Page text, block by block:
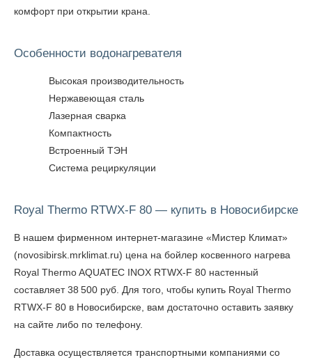
комфорт при открытии крана.
Особенности водонагревателя
Высокая производительность
Нержавеющая сталь
Лазерная сварка
Компактность
Встроенный ТЭН
Система рециркуляции
Royal Thermo RTWX-F 80 — купить в Новосибирске
В нашем фирменном интернет-магазине «Мистер Климат»
(novosibirsk.mrklimat.ru) цена на бойлер косвенного нагрева
Royal Thermo AQUATEC INOX RTWX-F 80 настенный
составляет 38 500 руб. Для того, чтобы купить Royal Thermo
RTWX-F 80 в Новосибирске , вам достаточно оставить заявку
на сайте либо по телефону.
Доставка осуществляется транспортными компаниями со